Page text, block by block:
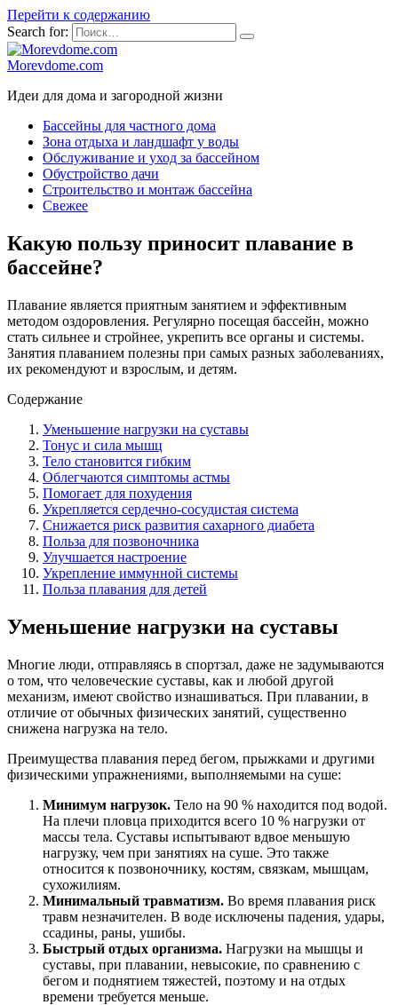
Перейти к содержанию
Search for:
Morevdome.com
Идеи для дома и загородной жизни
Бассейны для частного дома
Зона отдыха и ландшафт у воды
Обслуживание и уход за бассейном
Обустройство дачи
Строительство и монтаж бассейна
Свежее
Какую пользу приносит плавание в
бассейне?
Плавание является приятным занятием и эффективным
методом оздоровления. Регулярно посещая бассейн, можно
стать сильнее и стройнее, укрепить все органы и системы.
Занятия плаванием полезны при самых разных заболеваниях,
их рекомендуют и взрослым, и детям.
Содержание
Уменьшение нагрузки на суставы
Тонус и сила мышц
Тело становится гибким
Облегчаются симптомы астмы
Помогает для похудения
Укрепляется сердечно-сосудистая система
Снижается риск развития сахарного диабета
Польза для позвоночника
Улучшается настроение
Укрепление иммунной системы
Польза плавания для детей
Уменьшение нагрузки на суставы
Многие люди, отправляясь в спортзал, даже не задумываются
о том, что человеческие суставы, как и любой другой
механизм, имеют свойство изнашиваться. При плавании, в
отличие от обычных физических занятий, существенно
снижена нагрузка на тело.
Преимущества плавания перед бегом, прыжками и другими
физическими упражнениями, выполняемыми на суше:
Минимум нагрузок. Тело на 90 % находится под водой.
На плечи пловца приходится всего 10 % нагрузки от
массы тела. Суставы испытывают вдвое меньшую
нагрузку, чем при занятиях на суше. Это также
относится к позвоночнику, костям, связкам, мышцам,
сухожилиям.
Минимальный травматизм. Во время плавания риск
травм незначителен. В воде исключены падения, удары,
ссадины, раны, ушибы.
Быстрый отдых организма. Нагрузки на мышцы и
суставы, при плавании, невысокие, по сравнению с
бегом и поднятием тяжестей, поэтому и на отдых
времени требуется меньше.